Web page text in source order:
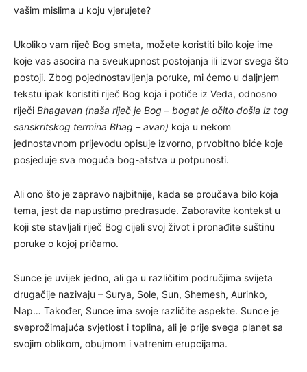
vašim mislima u koju vjerujete?
Ukoliko vam riječ Bog smeta, možete koristiti bilo koje ime
koje vas asocira na sveukupnost postojanja ili izvor svega što
postoji. Zbog pojednostavljenja poruke, mi ćemo u daljnjem
tekstu ipak koristiti riječ Bog koja i potiče iz Veda, odnosno
riječi Bhagavan (naša riječ je Bog – bogat je očito došla iz tog
sanskritskog termina Bhag – avan) koja u nekom
jednostavnom prijevodu opisuje izvorno, prvobitno biće koje
posjeduje sva moguća bog-atstva u potpunosti.
Ali ono što je zapravo najbitnije, kada se proučava bilo koja
tema, jest da napustimo predrasude. Zaboravite kontekst u
koji ste stavljali riječ Bog cijeli svoj život i pronađite suštinu
poruke o kojoj pričamo.
Sunce je uvijek jedno, ali ga u različitim područjima svijeta
drugačije nazivaju – Surya, Sole, Sun, Shemesh, Aurinko,
Nap… Također, Sunce ima svoje različite aspekte. Sunce je
sveprožimajuća svjetlost i toplina, ali je prije svega planet sa
svojim oblikom, obujmom i vatrenim erupcijama.